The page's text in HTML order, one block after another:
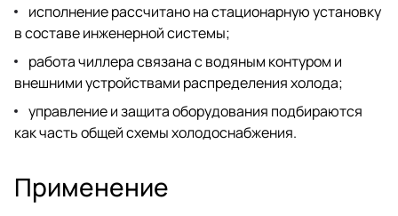
исполнение рассчитано на стационарную установку
в составе инженерной системы;
работа чиллера связана с водяным контуром и
внешними устройствами распределения холода;
управление и защита оборудования подбираются
как часть общей схемы холодоснабжения.
Применение